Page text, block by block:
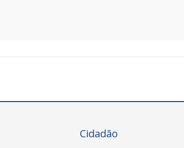
Cidadão